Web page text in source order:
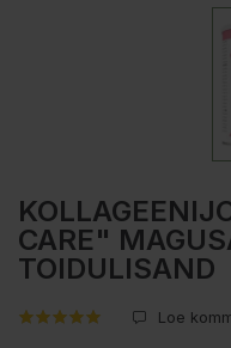
CARE"
TOIDULISAND
Loe